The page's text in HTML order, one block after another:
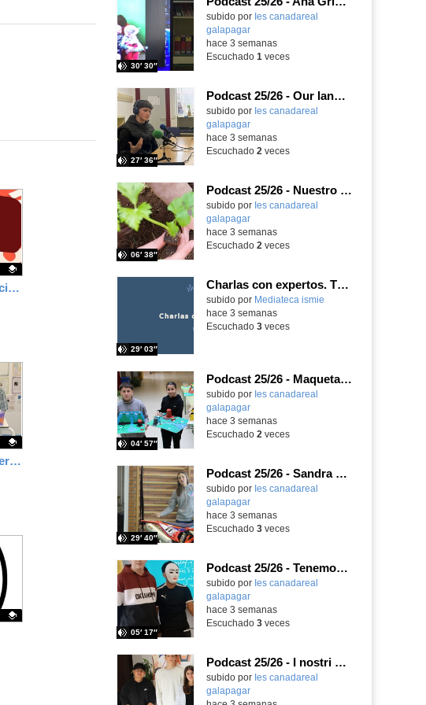
La Quinta del Podcast especial 11 de Febrero
Entrevista Miguel Gómez Heras
subido por Ies canadareal
galapagar
30′ 30″
-
hace 3 semanas
Escuchado 1 veces
Podcast 25/26 - Our language assistant Ellie
subido por Ies canadareal
galapagar
27′ 36″
-
hace 3 semanas
Escuchado 2 veces
Podcast 25/26 - Nuestro huerto escolar
subido por Ies canadareal
galapagar
06′ 38″
-
hace 3 semanas
Escuchado 2 veces
Charlas con expertos. T1, E5. David-Li Ilundáin Reviriego
subido por Mediateca ismie
29′ 03″
hace 3 semanas
Escuchado 3veces
Podcast 25/26 - Maquetas sobre el feudalismo
subido por Ies canadareal
galapagar
04′ 57″
-
hace 3 semanas
Escuchado 2 veces
Podcast 25/26 - Sandra Gómez, campeona de Enduro
subido por Ies canadareal
galapagar
29′ 40″
-
hace 3 semanas
Escuchado 3veces
Podcast 25/26 - Tenemos nueva profesora de Griego ¿Conoces a María Eugenia?
subido por Ies canadareal
galapagar
05′ 17″
-
hace 3 semanas
Escuchado 3veces
Podcast 25/26 - I nostri amici italiani
subido por Ies canadareal
galapagar-